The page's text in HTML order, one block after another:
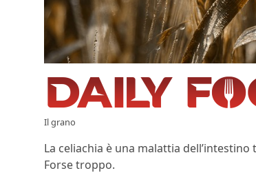
Il grano
La celiachia è una malattia
Forse troppo.